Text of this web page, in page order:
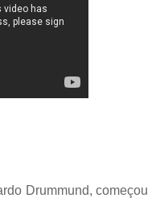
Drummund, começou